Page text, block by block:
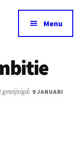
Menu
gewijzigd: 9 JANUARI